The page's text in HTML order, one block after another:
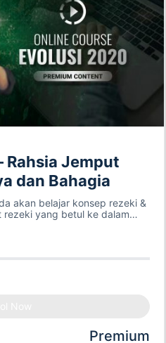
Rahsia Jemput
dan Bahagia
akan belajar konsep rezeki &
rezeki yang betul ke dalam
buat macam-macam
? Dah bosan dengan
biasa...? Jika ya video
Premium